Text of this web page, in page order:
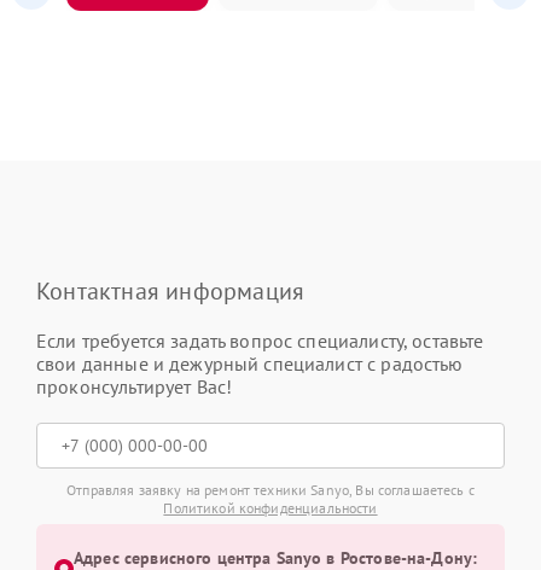
Контактная информация
Если требуется задать вопрос специалисту, оставьте
свои данные и дежурный специалист с радостью
проконсультирует Вас!
Отправляя заявку на ремонт техники Sanyo, Вы соглашаетесь с
Политикой конфиденциальности
Адрес сервисного центра Sanyo в Ростове-на-Дону: